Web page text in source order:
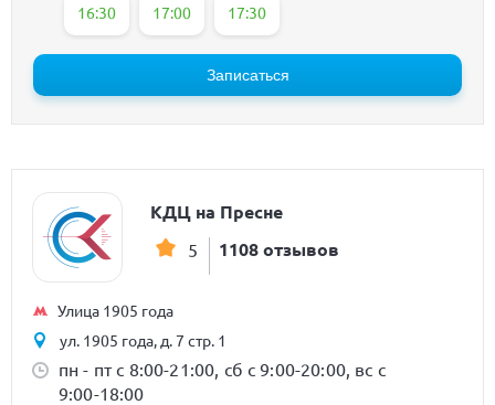
16:30 17:00 17:30
Записаться
КДЦ на Пресне
5 1108 отзывов
Улица 1905 года
ул. 1905 года, д. 7 стр. 1
пн - пт с 8:00-21:00, сб с 9:00-20:00, вс с
9:00-18:00